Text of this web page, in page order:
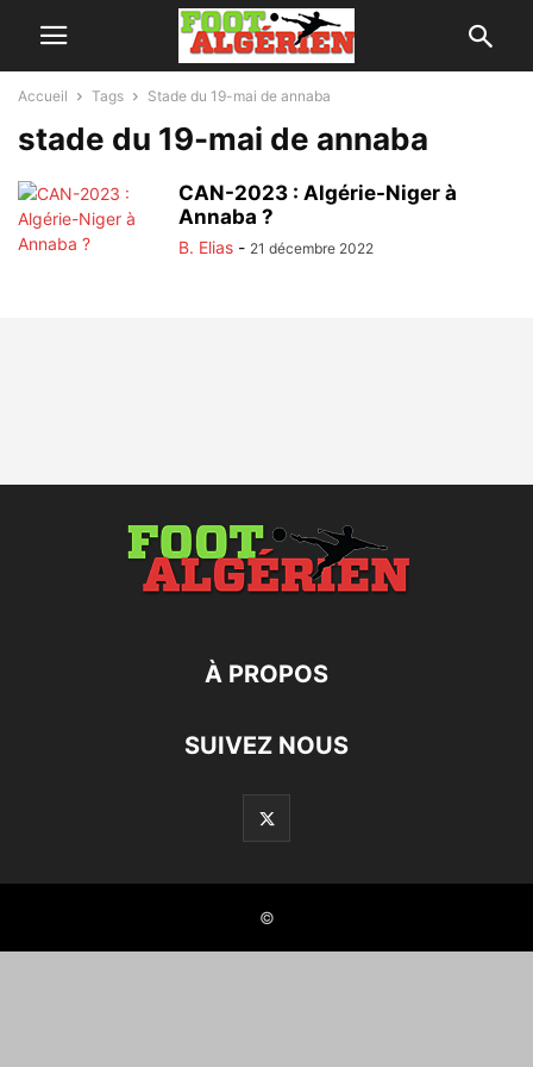
Accueil Tags Stade du 19-mai de annaba
stade du 19-mai de annaba
CAN-2023 : Algérie-Niger à
Annaba ?
B. Elias - 21 décembre 2022
À PROPOS
SUIVEZ NOUS
©